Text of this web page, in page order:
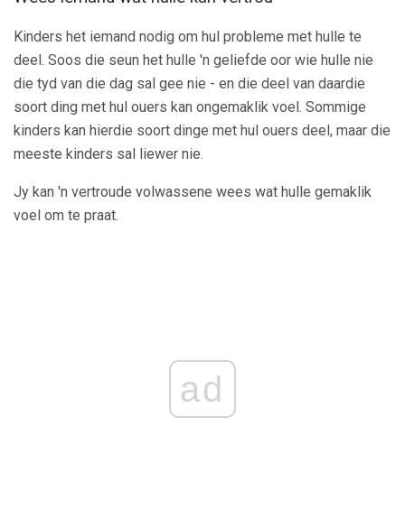
Kinders het iemand nodig om hul probleme met hulle te
deel. Soos die seun het hulle 'n geliefde oor wie hulle nie
die tyd van die dag sal gee nie - en die deel van daardie
soort ding met hul ouers kan ongemaklik voel. Sommige
kinders kan hierdie soort dinge met hul ouers deel, maar die
meeste kinders sal liewer nie.
Jy kan 'n vertroude volwassene wees wat hulle gemaklik
voel om te praat.
ad